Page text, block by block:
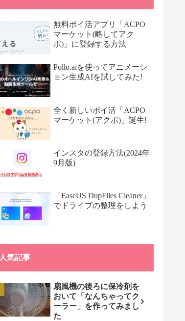
無料ポイ活アプリ「ACPO
マーケット(略してアク
ポ)」に登録する方法
Pollo.aiを使ってアニメーシ
ョン生成AIを試してみた!
全く新しいポイ活「ACPO
マーケット(アクポ)」誕生!
インスタの登録方法(2024年
9月版)
「EaseUS DupFiles Cleaner」
でドライブの整理をしよう
人気記事
扇風機の後ろに保冷剤を
おいて「なんちゃってク
ーラー」を作ってみまし
た